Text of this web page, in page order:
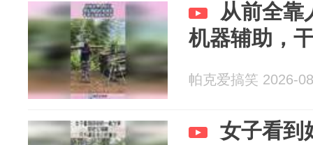
从前全靠
机器辅助，
帕克爱搞笑 2026-
女子看到